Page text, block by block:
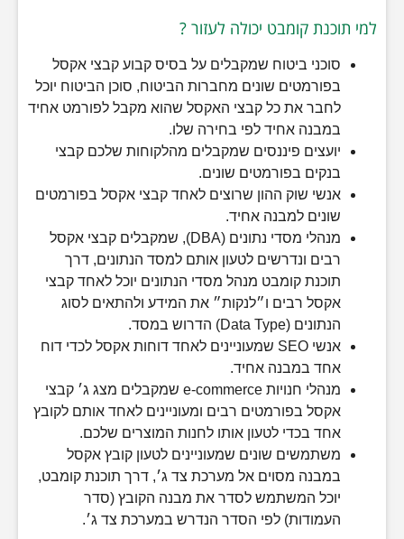
למי תוכנת קומבט יכולה לעזור ?
סוכני ביטוח שמקבלים על בסיס קבוע קבצי אקסל
בפורמטים שונים מחברות הביטוח, סוכן הביטוח יוכל
לחבר את כל קבצי האקסל שהוא מקבל לפורמט אחיד
במבנה אחיד לפי בחירה שלו.
יועצים פיננסים שמקבלים מהלקוחות שלכם קבצי
בנקים בפורמטים שונים.
אנשי שוק ההון שרוצים לאחד קבצי אקסל בפורמטים
שונים למבנה אחיד.
מנהלי מסדי נתונים (DBA), שמקבלים קבצי אקסל
רבים ונדרשים לטעון אותם למסד הנתונים, דרך
תוכנת קומבט מנהל מסדי הנתונים יוכל לאחד קבצי
אקסל רבים ו״לנקות״ את המידע ולהתאים לסוג
הנתונים (Data Type) הדרוש במסד.
אנשי SEO שמעוניינים לאחד דוחות אקסל לכדי דוח
אחד במבנה אחיד.
מנהלי חנויות e-commerce שמקבלים מצג ג׳ קבצי
אקסל בפורמטים רבים ומעוניינים לאחד אותם לקובץ
אחד בכדי לטעון אותו לחנות המוצרים שלכם.
משתמשים שונים שמעוניינים לטעון קובץ אקסל
במבנה מסוים אל מערכת צד ג׳, דרך תוכנת קומבט,
יוכל המשתמש לסדר את מבנה הקובץ (סדר
העמודות) לפי הסדר הנדרש במערכת צד ג׳.